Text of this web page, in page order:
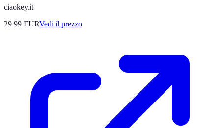
ciaokey.it
29.99 EURVedi il prezzo